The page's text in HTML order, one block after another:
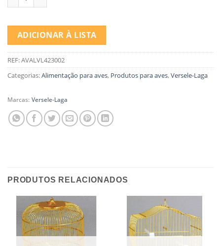
ADICIONAR À LISTA
REF:AVALVL423002
Categorias:Alimentação para aves, Produtos para aves,Versele-Laga
Marcas: Versele-Laga
PRODUTOS RELACIONADOS